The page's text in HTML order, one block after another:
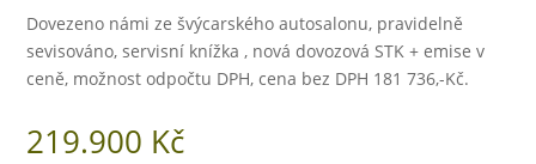
Dovezeno námi ze švýcarského autosalonu, pravidelně
sevisováno, servisní knížka , nová dovozová STK + emise v
ceně, možnost odpočtu DPH, cena bez DPH 181 736,-Kč.
219.900 Kč